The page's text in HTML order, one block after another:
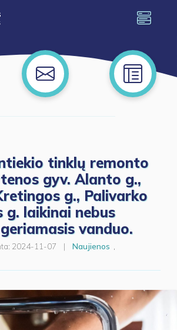
tinklų remonto
gyv. Alanto g.,
g., Palivarko
g. laikinai nebus
vanduo.
2024-11-07 | Naujienos